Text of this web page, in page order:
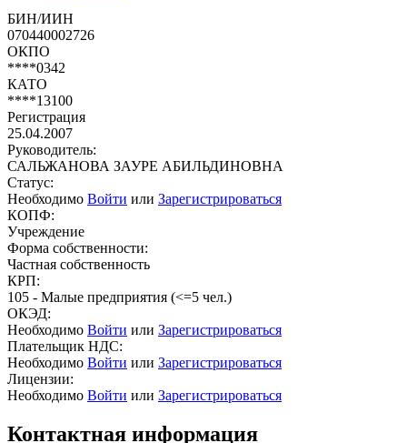
БИН/ИИН
070440002726
ОКПО
****0342
КАТО
****13100
Регистрация
25.04.2007
Руководитель:
САЛЬЖАНОВА ЗАУРЕ АБИЛЬДИНОВНА
Статус:
Необходимо Войти или Зарегистрироваться
КОПФ:
Учреждение
Форма собственности:
Частная собственность
КРП:
105 - Малые предприятия (<=5 чел.)
ОКЭД:
Необходимо Войти или Зарегистрироваться
Плательщик НДС:
Необходимо Войти или Зарегистрироваться
Лицензии:
Необходимо Войти или Зарегистрироваться
Контактная информация